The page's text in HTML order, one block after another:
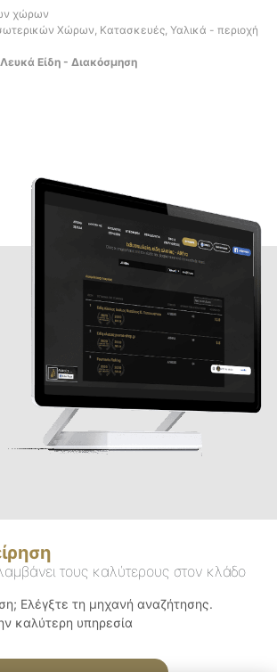
χώρων
Χώρων, Κατασκευές, Υαλικά - περιοχή
Είδη - Διακόσμηση
τους καλύτερους στον κλάδο
Ελέγξτε τη μηχανή αναζήτησης.
καλύτερη υπηρεσία